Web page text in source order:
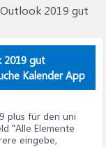
2019 gut
2019 gut
Kalender App
plus für den uni
"Alle Elemente
eingebe,